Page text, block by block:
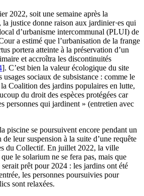
2022, soit une semaine après la
la justice donne raison aux jardinier·es qui
d’urbanisme intercommunal (PLUI) de
a estimé que l’urbanisation de la frange
portera atteinte à la préservation d’un
et accroîtra les discontinuités
]. C’est bien la valeur écologique du site
usages sociaux de subsistance : comme le
Coalition des jardins populaires en lutte,
du droit des espèces protégées car
personnes qui jardinent » (entretien avec
piscine se poursuivent encore pendant un
leur suspension à la suite d’une requête
du Collectif. En juillet 2022, la ville
le solarium ne se fera pas, mais que
prêt pour 2024 : les jardins ont été
les personnes poursuivies pour
sont relaxées.